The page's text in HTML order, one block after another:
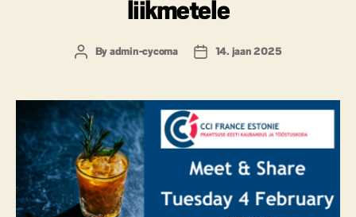
liikmetele
By admin-cycoma 14. jaan 2025